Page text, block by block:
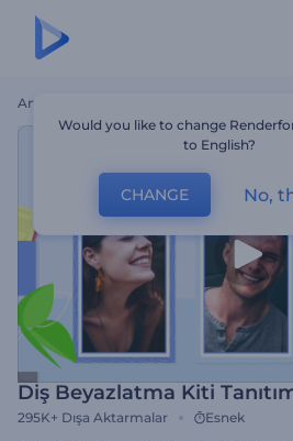
Ana Sayfa
Diş Beyazlatma Kiti
295K+ Dışa Aktarmalar Esnek
Would you like to change
to English?
CHANGE No,